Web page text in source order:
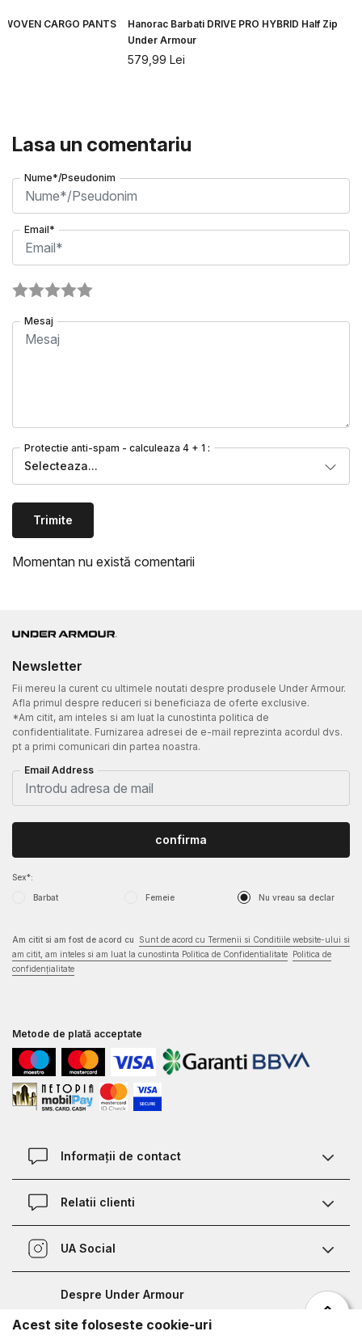
CARGO PANTS
Hanorac Barbati DRIVE PRO HYBRID Half Zip
Under Armour
579,99 Lei
Lasa un comentariu
Nume*/Pseudonim
Email*
Mesaj
Protectie anti-spam - calculeaza 4 + 1 :
Selecteaza...
Trimite
Momentan nu există comentarii
Newsletter
Fii mereu la curent cu ultimele noutati despre produsele Under Armour.
Afla primul despre reduceri si beneficiaza de oferte exclusive.
*Am citit, am inteles si am luat la cunostinta politica de
confidentialitate. Furnizarea adresei de e-mail reprezinta acordul dvs.
pt a primi comunicari din partea noastra.
Email Address
Sex*:
Barbat Femeie Nu vreau sa declar
confirma
Am citit si am fost de acord cu
Sunt de acord cu Termenii si Conditiile website-ului si
am citit, am inteles si am luat la cunostinta Politica de Confidentialitate
Politica de
confidențialitate
Metode de plată acceptate
Informații de contact
Contact
Defineste marimea
Nota de informare prelucrare date competitii sportive
Relatii clienti
Termeni si conditii
Certificat garantie incaltaminte
UA Social
Despre Under Armour
Despre noi
Acest site foloseste cookie-uri